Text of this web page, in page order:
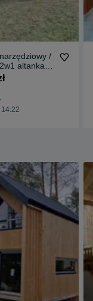
/
altanka ,